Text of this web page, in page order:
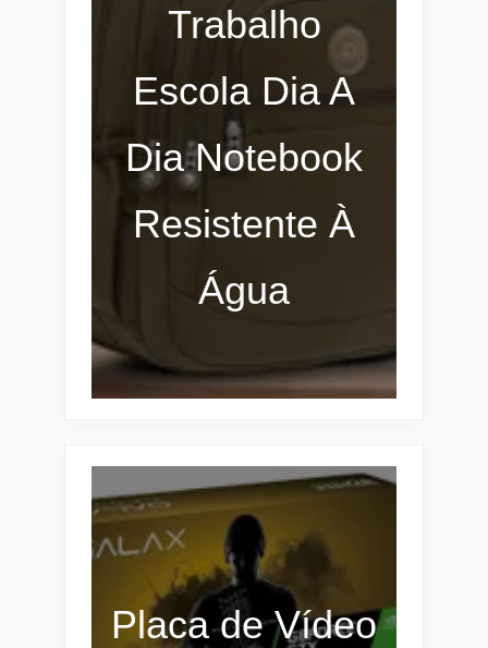
Trabalho
Escola Dia A
Dia Notebook
Resistente À
Água
Placa de Vídeo